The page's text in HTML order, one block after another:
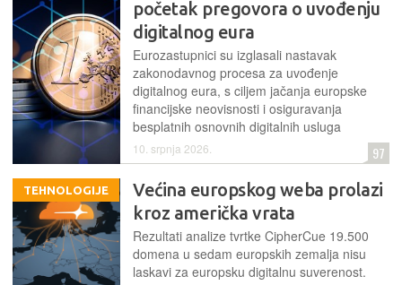
početak pregovora o uvođenju
digitalnog eura
Eurozastupnici su izglasali nastavak
zakonodavnog procesa za uvođenje
digitalnog eura, s ciljem jačanja europske
financijske neovisnosti i osiguravanja
besplatnih osnovnih digitalnih usluga
10. srpnja 2026. 97
TEHNOLOGIJE
Većina europskog weba prolazi
kroz američka vrata
Rezultati analize tvrtke CipherCue 19.500
domena u sedam europskih zemalja nisu
laskavi za europsku digitalnu suverenost.